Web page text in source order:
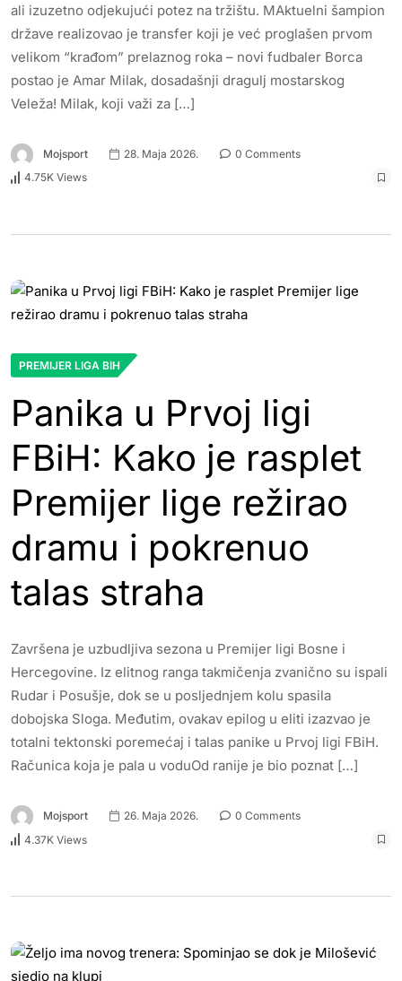
ali izuzetno odjekujući potez na tržištu. MAktuelni šampion
države realizovao je transfer koji je već proglašen prvom
velikom “krađom” prelaznog roka – novi fudbaler Borca
postao je Amar Milak, dosadašnji dragulj mostarskog
Veleža! Milak, koji važi za […]
Mojsport 28. Maja 2026.
0 Comments
4.75K Views
PREMIJER LIGA BIH
Panika u Prvoj ligi
FBiH: Kako je rasplet
Premijer lige režirao
dramu i pokrenuo
talas straha
Završena je uzbudljiva sezona u Premijer ligi Bosne i
Hercegovine. Iz elitnog ranga takmičenja zvanično su ispali
Rudar i Posušje, dok se u posljednjem kolu spasila
dobojska Sloga. Međutim, ovakav epilog u eliti izazvao je
totalni tektonski poremećaj i talas panike u Prvoj ligi FBiH.
Računica koja je pala u voduOd ranije je bio poznat […]
Mojsport 26. Maja 2026.
0 Comments
4.37K Views